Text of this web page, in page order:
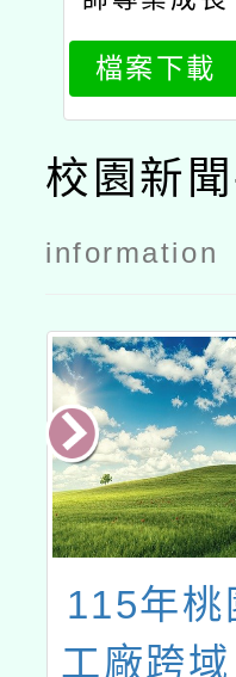
研習實施計
畫─夢的n次
方多元工作
坊─南二區
臺南場
檔案下載
校園新
information
115年桃
工廠跨